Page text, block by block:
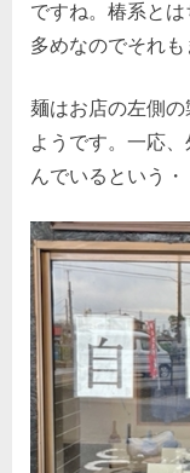
ですね。椿系と
多めなのでそれも
麺はお店の左側
ようです。一応
んでいるという・